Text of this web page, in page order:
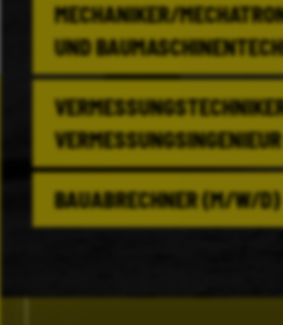
MECHANIKER/
UND
BAUABRECHNER (M/W/D)